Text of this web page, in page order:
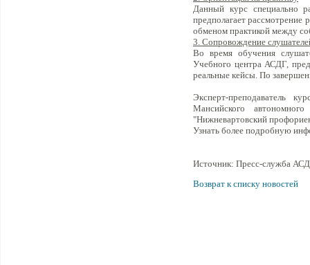
Данный курс специально
предполагает
обменом практикой между
3. Сопровождение
Во время обучения
Учебного центра АСДГ,
реальные кейсы. По
Эксперт-преподаватель
Мансийского
"Нижневартовский
Узнать более подробную
Источник: Пресс-служба
Возврат к списку новостей